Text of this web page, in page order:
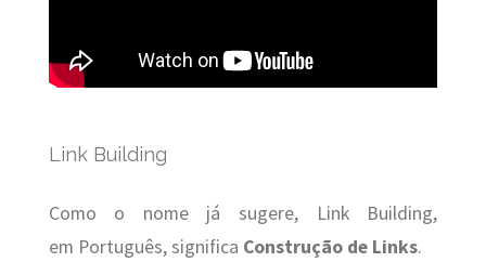
Link Building
Como o nome já sugere, Link Building,
em Português, significa Construção de Links.